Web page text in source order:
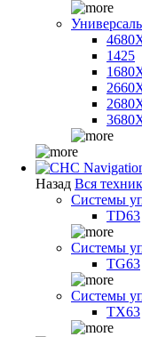
1425
Назад Вся
Системы
TD63
Системы
TG63
Системы
TX63